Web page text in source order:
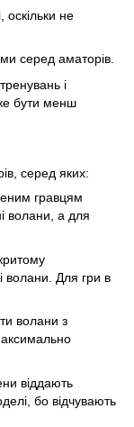
оскільки не
серед аматорів.
і
бути менш
серед яких:
гравцям
волани, а для
волани. Для гри в
волани з
віддають
бо відчувають